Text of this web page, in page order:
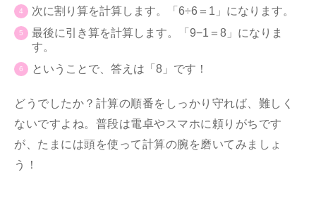
次に割り算を計算します。「6÷6＝1」になります。
最後に引き算を計算します。「9−1＝8」になりま
す。
ということで、答えは「8」です！
どうでしたか？計算の順番をしっかり守れば、難しく
ないですよね。普段は電卓やスマホに頼りがちです
が、たまには頭を使って計算の腕を磨いてみましょ
う！